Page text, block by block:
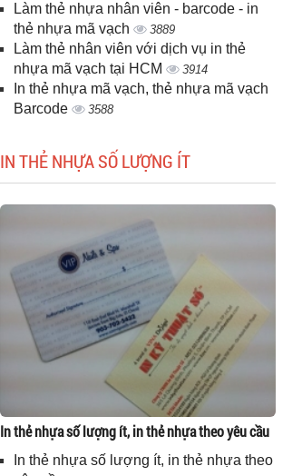
Làm thẻ nhựa nhân viên - barcode - in
thẻ nhựa mã vạch
3889
Làm thẻ nhân viên với dịch vụ in thẻ
nhựa mã vạch tại HCM
3914
In thẻ nhựa mã vạch, thẻ nhựa mã vạch
Barcode
3588
IN THẺ NHỰA SỐ LƯỢNG ÍT
In thẻ nhựa số lượng ít, in thẻ nhựa theo yêu cầu
In thẻ nhựa số lượng ít, in thẻ nhựa theo